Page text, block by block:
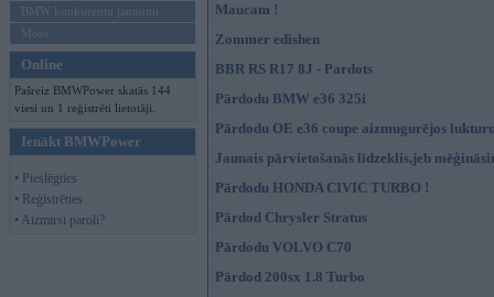
BMW konkurentu jaunumi
Moto
Online
Pašreiz BMWPower skatās 144
viesi un 1 reģistrēti lietotāji.
Ienākt BMWPower
• Pieslēgties
• Reģistrēties
• Aizmirsi paroli?
Maucam !
Zommer edishen
BBR RS R17 8J - Pardots
Pārdodu BMW e36 325i
Pārdodu OE e36 coupe aizmugurējos
Jaunais pārvietošanās līdzeklis,jeb
Pārdodu HONDA CIVIC TURBO !
Pārdod Chrysler Stratus
Pārdodu VOLVO C70
Pārdod 200sx 1.8 Turbo